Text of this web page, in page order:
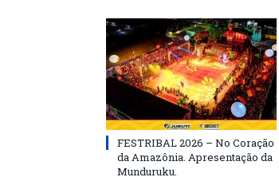
FESTRIBAL 2026 – No Coração
da Amazônia. Apresentação da
Munduruku.